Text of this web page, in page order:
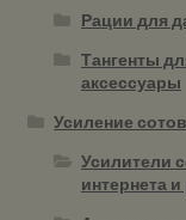
Рации для
Тангенты
аксессуары
Усиление
Усилители
интернета и